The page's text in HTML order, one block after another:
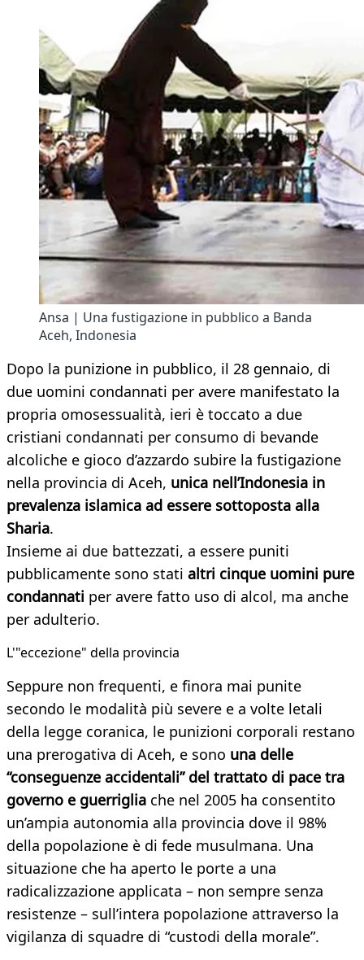
Ansa | Una fustigazione in pubblico a Banda
Aceh, Indonesia
Dopo la punizione in pubblico, il 28 gennaio, di
due uomini condannati per avere manifestato la
propria omosessualità, ieri è toccato a due
cristiani condannati per consumo di bevande
alcoliche e gioco d’azzardo subire la fustigazione
nella provincia di Aceh, unica nell’Indonesia in
prevalenza islamica ad essere sottoposta alla
Sharia.
Insieme ai due battezzati, a essere puniti
pubblicamente sono stati altri cinque uomini pure
condannati per avere fatto uso di alcol, ma anche
per adulterio.
L'"eccezione" della provincia
Seppure non frequenti, e finora mai punite
secondo le modalità più severe e a volte letali
della legge coranica, le punizioni corporali restano
una prerogativa di Aceh, e sono una delle
“conseguenze accidentali” del trattato di pace tra
governo e guerriglia che nel 2005 ha consentito
un’ampia autonomia alla provincia dove il 98%
della popolazione è di fede musulmana. Una
situazione che ha aperto le porte a una
radicalizzazione applicata – non sempre senza
resistenze – sull’intera popolazione attraverso la
vigilanza di squadre di “custodi della morale”.